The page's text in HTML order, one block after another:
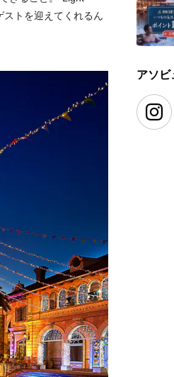
ストを迎えてくれるん
アソビ